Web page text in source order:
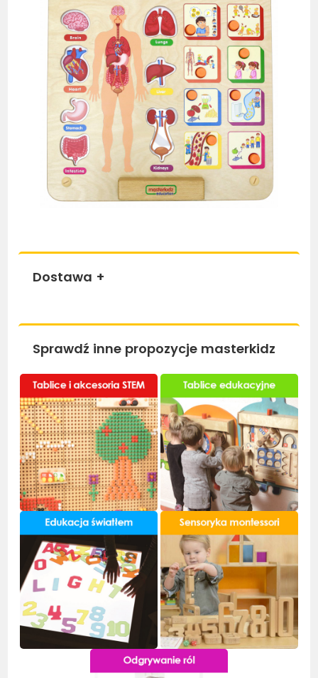
Dostawa +
Sprawdź inne propozycje masterkidz